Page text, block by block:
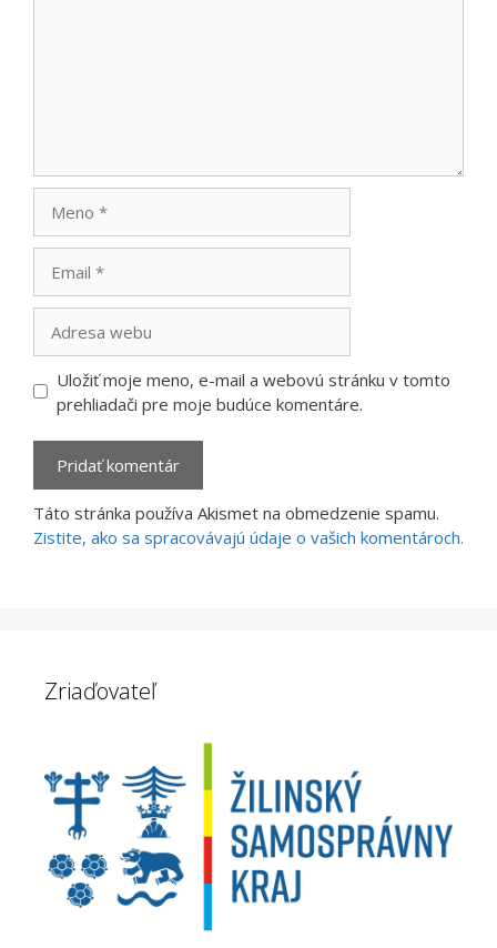
webu
Uložiť moje meno, e-mail a webovú stránku v tomto
prehliadači pre moje budúce komentáre.
Táto stránka používa Akismet na obmedzenie spamu.
Zistite, ako sa spracovávajú údaje o vašich komentároch.
Zriaďovateľ